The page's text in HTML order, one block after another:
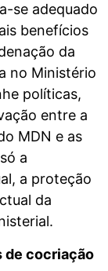
se adequado
benefícios
da
no Ministério
políticas,
entre a
MDN e as
a
a proteção
da
de cocriação